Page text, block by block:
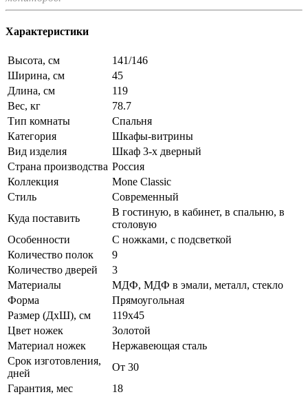
Характеристики
Высота, см
141/146
Ширина, см
45
Длина, см
119
Вес, кг
78.7
Тип комнаты
Спальня
Категория
Шкафы-витрины
Вид изделия
Шкаф 3-х дверный
Страна производства Россия
Коллекция
Mone Classic
Стиль
Современный
Куда поставить
В гостиную, в кабинет, в спальню, в
столовую
Особенности
С ножками, с подсветкой
Количество полок
9
Количество дверей
3
Материалы
МДФ, МДФ в эмали, металл, стекло
Форма
Прямоугольная
Размер (ДхШ), см
119х45
Цвет ножек
Золотой
Материал ножек
Нержавеющая сталь
Срок изготовления,
дней
От 30
Гарантия, мес
18